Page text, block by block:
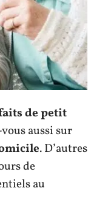
de petit
aussi sur
. D’autres
de
au